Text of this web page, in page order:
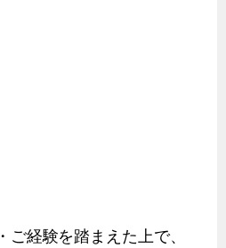
経験を踏まえた上で、